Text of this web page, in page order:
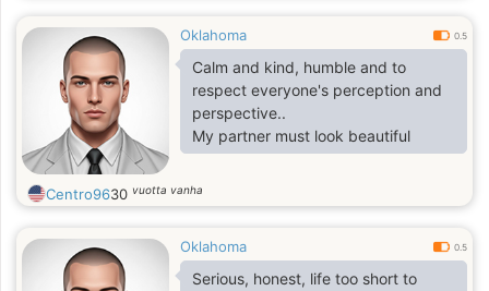
Oklahoma 0.5
Calm and kind, humble and to
respect everyone's perception and
perspective..
My partner must look beautiful
Centro9630 vuotta vanha
Oklahoma 0.5
Serious, honest, life too short to